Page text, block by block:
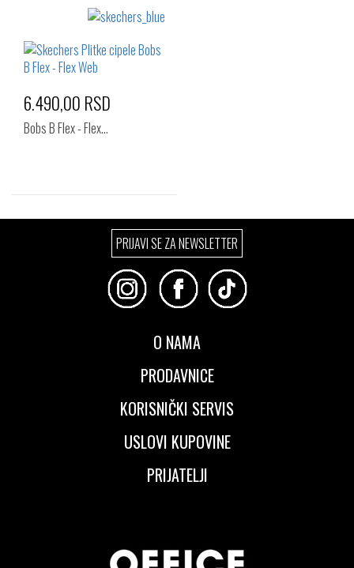
Izaberi željeni broj:
Izaberi željeni broj:
38.5
6.490,00 RSD
Bobs B Flex - Flex…
PRIJAVI SE ZA NEWSLETTER
O NAMA
PRODAVNICE
KORISNIČKI SERVIS
USLOVI KUPOVINE
PRIJATELJI